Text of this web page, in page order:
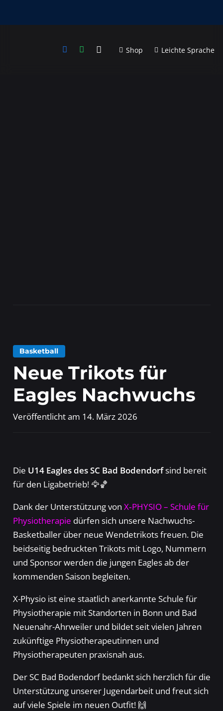
Shop Leichte Sprache
Basketball
Neue Trikots für
Eagles Nachwuchs
Veröffentlicht am 14. März 2026
Die U14 Eagles des SC Bad Bodendorfsind bereit
für den Ligabetrieb! 🦅🏀
Dank der Unterstützung von X‑PHYSIO – Schule für
Physiotherapie dürfen sich unsere Nachwuchs-
Basketballer über neue Wendetrikots freuen. Die
beidseitig bedruckten Trikots mit Logo, Nummern
und Sponsor werden die jungen Eagles ab der
kommenden Saison begleiten.
X-Physio ist eine staatlich anerkannte Schule für
Physiotherapie mit Standorten in Bonn und Bad
Neuenahr-Ahrweiler und bildet seit vielen Jahren
zukünftige Physiotherapeutinnen und
Physiotherapeuten praxisnah aus.
Der SC Bad Bodendorf bedankt sich herzlich für die
Unterstützung unserer Jugendarbeit und freut sich
auf viele Spiele im neuen Outfit! 🙌